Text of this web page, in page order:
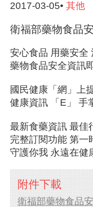
2017-03-05• 其他
衛福部藥物食品
安心食品 用藥安全
藥物食品安全資訊
國民健康「網」上
健康資訊 「E」 手
最新食藥資訊 最佳
完整訂閱功能 第一
守護你我 永遠在健
附件下載
衛福部藥物食品